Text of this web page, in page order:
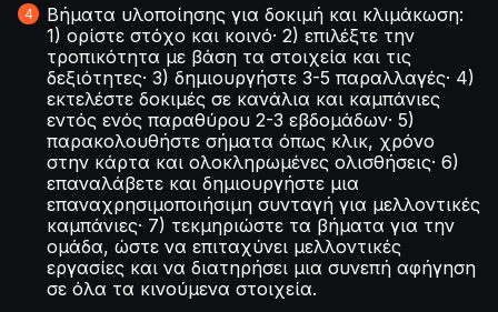
Βήματα υλοποίησης για δοκιμή και κλιμάκωση:
1) ορίστε στόχο και κοινό· 2) επιλέξτε την
τροπικότητα με βάση τα στοιχεία και τις
δεξιότητες· 3) δημιουργήστε 3-5 παραλλαγές· 4)
εκτελέστε δοκιμές σε κανάλια και καμπάνιες
εντός ενός παραθύρου 2-3 εβδομάδων· 5)
παρακολουθήστε σήματα όπως κλικ, χρόνο
στην κάρτα και ολοκληρωμένες ολισθήσεις· 6)
επαναλάβετε και δημιουργήστε μια
επαναχρησιμοποιήσιμη συνταγή για μελλοντικές
καμπάνιες· 7) τεκμηριώστε τα βήματα για την
ομάδα, ώστε να επιταχύνει μελλοντικές
εργασίες και να διατηρήσει μια συνεπή αφήγηση
σε όλα τα κινούμενα στοιχεία.